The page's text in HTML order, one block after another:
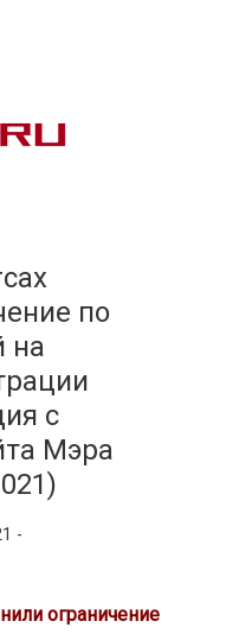
по
на
с
Мэра
-
ограничение